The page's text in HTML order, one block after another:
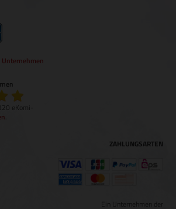
eKomi-
ZAHLUNGSARTEN
Ein Unternehmen der